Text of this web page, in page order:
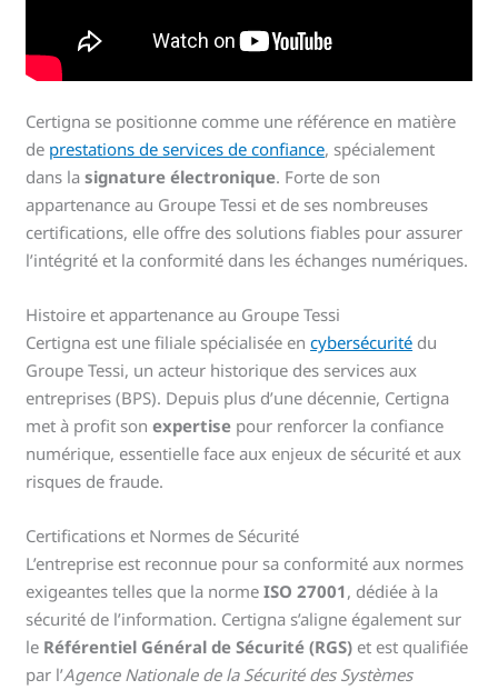
Certigna se positionne comme une référence en matière
de prestations de services de confiance, spécialement
dans lasignature électronique. Forte de son
appartenance au Groupe Tessi et de ses nombreuses
certifications, elle offre des solutions fiables pour assurer
l’intégrité et la conformité dans les échanges numériques.
Histoire et appartenance au Groupe Tessi
Certigna est une filiale spécialisée encybersécurité du
Groupe Tessi, un acteur historique des services aux
entreprises (BPS). Depuis plus d’une décennie, Certigna
met à profit sonexpertise pour renforcer la confiance
numérique, essentielle face aux enjeux de sécurité et aux
risques de fraude.
Certifications et Normes de Sécurité
L’entreprise est reconnue pour sa conformité aux normes
exigeantes telles que la normeISO 27001, dédiée à la
sécurité de l’information. Certigna s’aligne également sur
le Référentiel Général de Sécurité (RGS) et est qualifiée
par l’Agence Nationale de la Sécurité des Systèmes